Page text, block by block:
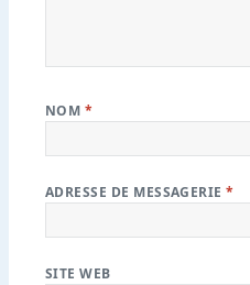
NOM *
ADRESSE DE MESSAGERIE*
SITE WEB